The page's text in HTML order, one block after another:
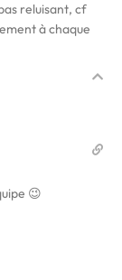
reluisant, cf
à chaque
😉